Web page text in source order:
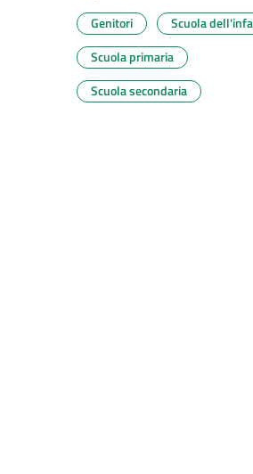
Genitori
Scuola
Scuola primaria
Scuola secondaria